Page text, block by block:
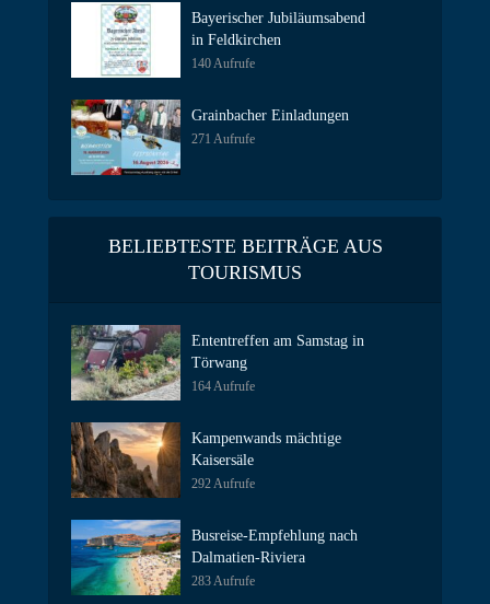
Bayerischer Jubiläumsabend
in Feldkirchen
140 Aufrufe
Grainbacher Einladungen
271 Aufrufe
BELIEBTESTE BEITRÄGE AUS
TOURISMUS
Ententreffen am Samstag in
Törwang
164 Aufrufe
Kampenwands mächtige
Kaisersäle
292 Aufrufe
Busreise-Empfehlung nach
Dalmatien-Riviera
283 Aufrufe